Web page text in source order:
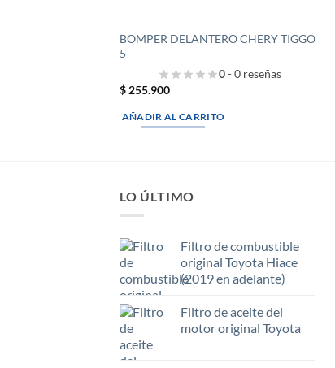
BOMPER DELANTERO CHERY TIGGO
5
0- 0 reseñas
$255.900
AÑADIR AL CARRITO
LO ÚLTIMO
Filtro de combustible
original Toyota Hiace
(2019 en adelante)
Filtro de aceite del
motor original Toyota